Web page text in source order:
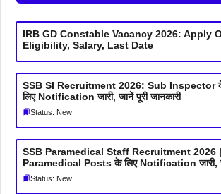
IRB GD Constable Vacancy 2026: Apply
Eligibility, Salary, Last Date
SSB SI Recruitment 2026: Sub Inspector
लिए Notification जारी, जानें पूरी जानकारी
Status: New
SSB Paramedical Staff Recruitment 2026
Paramedical Posts के लिए Notification जारी,
Status: New